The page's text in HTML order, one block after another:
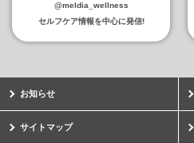
@meldia_wellness
セルフケア情報を中心に発信!
お知らせ
サイトマップ